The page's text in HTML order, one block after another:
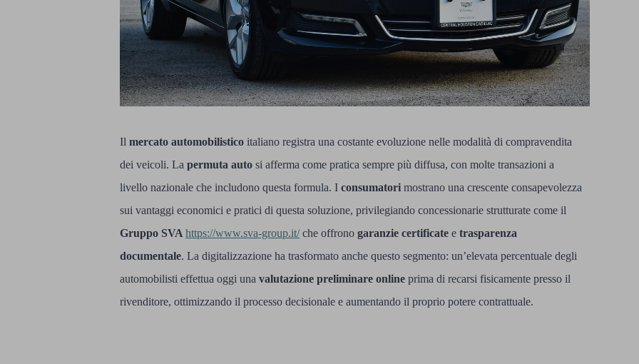
Il mercato automobilistico italiano registra una costante evoluzione nelle modalità di compravendita
dei veicoli. La permuta auto si afferma come pratica sempre più diffusa, con molte transazioni a
livello nazionale che includono questa formula. I consumatori mostrano una crescente consapevolezza
sui vantaggi economici e pratici di questa soluzione, privilegiando concessionarie strutturate come il
Gruppo SVA https://www.sva-group.it/che offrono garanzie certificate e trasparenza
documentale. La digitalizzazione ha trasformato anche questo segmento: un’elevata percentuale degli
automobilisti effettua oggi una valutazione preliminare online prima di recarsi fisicamente presso il
rivenditore, ottimizzando il processo decisionale e aumentando il proprio potere contrattuale.